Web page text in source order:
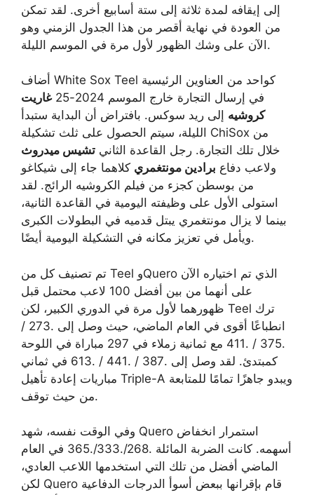
إلى إيقافه لمدة ثلاثة إلى ستة أسابيع أخرى. لقد تمكن
من العودة في نهاية أقصر من هذا الجدول الزمني وهو
الآن على وشك الظهور لأول مرة في الموسم الليلة.
أضاف White Sox Teel كواحد من العناوين الرئيسية
في إرسال التجارة خارج الموسم 2024-25
غاريت
كروشيه إلى ريد سوكس. بافتراض أن البداية ستبدأ
الليلة، سيتم الحصول على ثلث تشكيلة ChiSox من
خلال تلك التجارة. رجل القاعدة الثاني تشيس ميدروث
ولاعب دفاع برادين مونتغمري كلاهما جاء إلى شيكاغو
من بوسطن كجزء من فيلم الكروشيه الرائج. لقد
استولى الأول على وظيفته اليومية في القاعدة الثانية،
بينما لا يزال مونتغمري يبتل قدميه في البطولات الكبرى
ويأمل في تعزيز مكانه في التشكيلة اليومية أيضًا.
تم تصنيف كل من Teel وQuero الذي تم اختياره الآن
على أنهما من بين أفضل 100 لاعب محتمل قبل
ظهورهما لأول مرة في الدوري الكبير، لكن Teel ترك
انطباعًا أقوى في العام الماضي، حيث وصل إلى .273 /
.375 / .411 مع ثمانية زملاء في 297 مباراة في اللوحة
كمبتدئ. لقد وصل إلى .387 / .441 / .613 في ثماني
مباريات إعادة تأهيل Triple-A ويبدو جاهزًا تمامًا للمتابعة
من حيث توقف.
وفي الوقت نفسه، شهد Quero استمرار انخفاض
أسهمه. كانت الضربة المائلة .268/.333/.365 في العام
الماضي أفضل من تلك التي استخدمها اللاعب العادي،
لكن Quero قام بإقرانها ببعض أسوأ الدرجات الدفاعية